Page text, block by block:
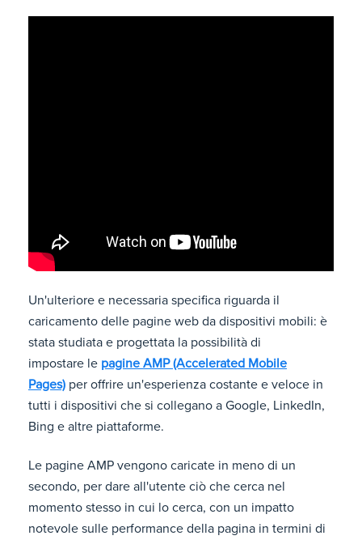
Un'ulteriore e necessaria specifica riguarda il
caricamento delle pagine web da dispositivi mobili: è
stata studiata e progettata la possibilità di
impostare le pagine AMP (Accelerated Mobile
Pages) per offrire un'esperienza costante e veloce in
tutti i dispositivi che si collegano a Google, LinkedIn,
Bing e altre piattaforme.
Le pagine AMP vengono caricate in meno di un
secondo, per dare all'utente ciò che cerca nel
momento stesso in cui lo cerca, con un impatto
notevole sulle performance della pagina in termini di